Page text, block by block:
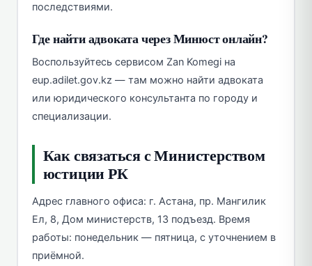
последствиями.
Где найти адвоката через Минюст онлайн?
Воспользуйтесь сервисом Zan Komegi на
eup.adilet.gov.kz — там можно найти адвоката
или юридического консультанта по городу и
специализации.
Как связаться с Министерством
юстиции РК
Адрес главного офиса: г. Астана, пр. Мангилик
Ел, 8, Дом министерств, 13 подъезд. Время
работы: понедельник — пятница, с уточнением в
приёмной.